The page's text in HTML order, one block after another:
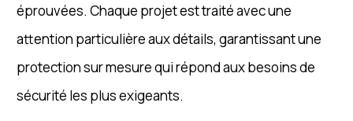
éprouvées. Chaque projet est traité avec une
attention particulière aux détails, garantissant une
protection sur mesure qui répond aux besoins de
sécurité les plus exigeants.